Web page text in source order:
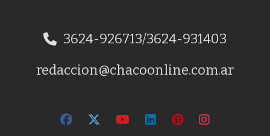
3624-926713/3624-931403
redaccion@chacoonline.com.ar